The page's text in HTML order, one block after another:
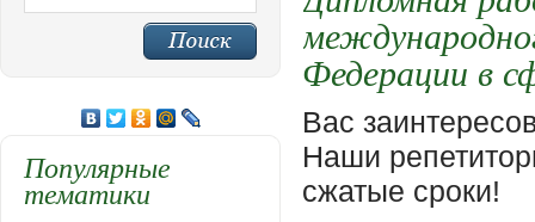
Федерации в
Вас
Наши
сжатые сроки!
Популярные
тематики